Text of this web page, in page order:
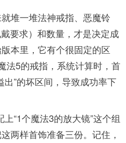
堆一堆法神戒指、恶魔铃
要求）和数量，才是决定成
本里，它有个很固定的区
法5的戒指，系统计算时，首
”的坏区间，导致成功率下
“1个魔法3的放大镜”这个组
两样首饰准备三份。记住，